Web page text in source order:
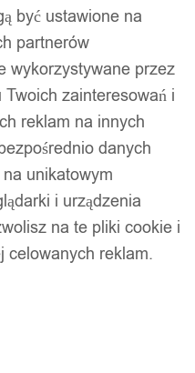
być ustawione na
partnerów
wykorzystywane przez
zainteresowań i
reklam na innych
danych
unikatowym
i urządzenia
na te pliki cookie i
celowanych reklam.